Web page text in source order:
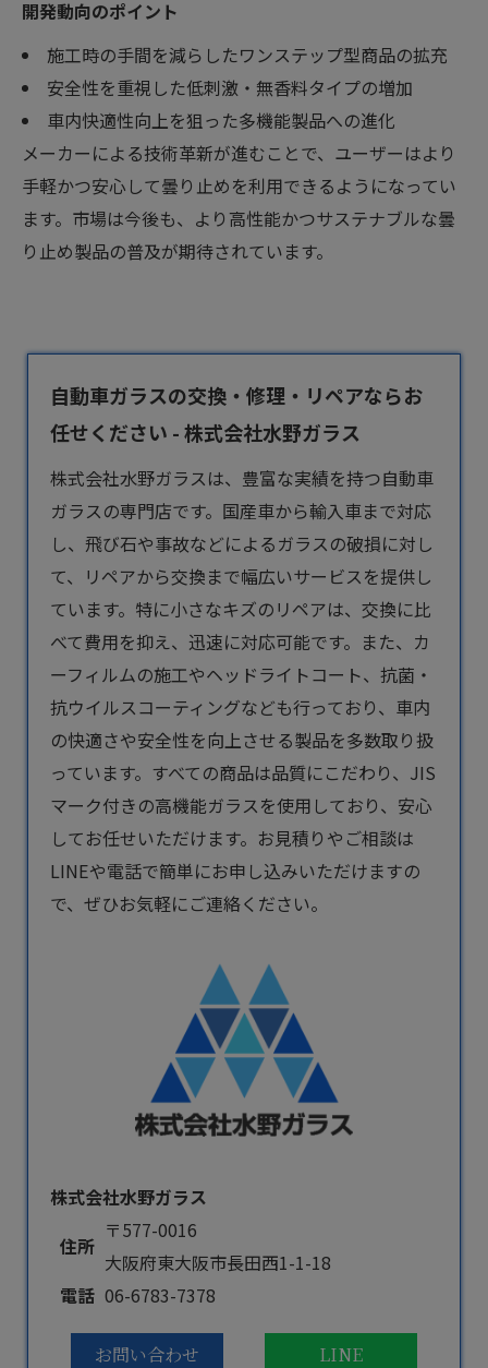
開発動向のポイント
施工時の手間を減らしたワンステップ型商品の拡充
安全性を重視した低刺激・無香料タイプの増加
車内快適性向上を狙った多機能製品への進化
メーカーによる技術革新が進むことで、ユーザーはより
手軽かつ安心して曇り止めを利用できるようになってい
ます。市場は今後も、より高性能かつサステナブルな曇
り止め製品の普及が期待されています。
自動車ガラスの交換・修理・リペアならお
任せください - 株式会社水野ガラス
株式会社水野ガラスは、豊富な実績を持つ自動車
ガラスの専門店です。国産車から輸入車まで対応
し、飛び石や事故などによるガラスの破損に対し
て、リペアから交換まで幅広いサービスを提供し
ています。特に小さなキズのリペアは、交換に比
べて費用を抑え、迅速に対応可能です。また、カ
ーフィルムの施工やヘッドライトコート、抗菌・
抗ウイルスコーティングなども行っており、車内
の快適さや安全性を向上させる製品を多数取り扱
っています。すべての商品は品質にこだわり、JIS
マーク付きの高機能ガラスを使用しており、安心
してお任せいただけます。お見積りやご相談は
LINEや電話で簡単にお申し込みいただけますの
で、ぜひお気軽にご連絡ください。
株式会社水野ガラス
住所
〒577-0016
大阪府東大阪市長田西1-1-18
電話 06-6783-7378
お問い合わせ LINE